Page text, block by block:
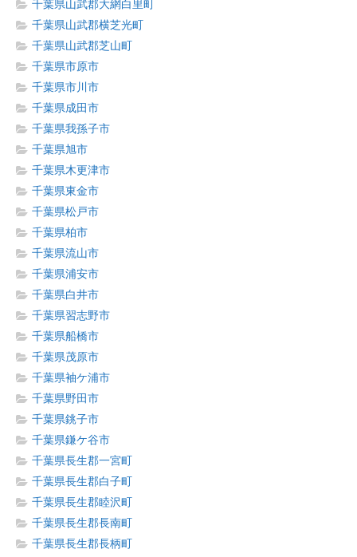
千葉県山武郡大網白里町
千葉県山武郡横芝光町
千葉県山武郡芝山町
千葉県市原市
千葉県市川市
千葉県成田市
千葉県我孫子市
千葉県旭市
千葉県木更津市
千葉県東金市
千葉県松戸市
千葉県柏市
千葉県流山市
千葉県浦安市
千葉県白井市
千葉県習志野市
千葉県船橋市
千葉県茂原市
千葉県袖ケ浦市
千葉県野田市
千葉県銚子市
千葉県鎌ケ谷市
千葉県長生郡一宮町
千葉県長生郡白子町
千葉県長生郡睦沢町
千葉県長生郡長南町
千葉県長生郡長柄町